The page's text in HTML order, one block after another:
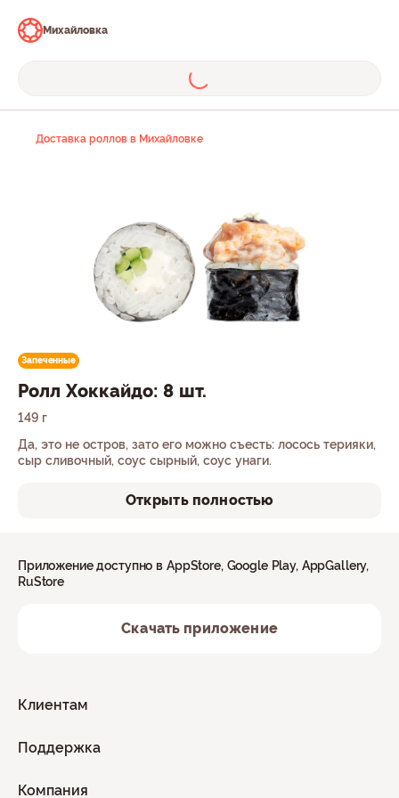
Михайловка
Доставка роллов в Михайловке
Запеченные
Ролл Хоккайдо: 8 шт.
149 г
Да, это не остров, зато его можно съесть: лосось терияки,
сыр сливочный, соус сырный, соус унаги.
Открыть полностью
Клиентам
Поддержка
Компания
Приложение доступно в AppStore, Google Play, AppGallery,
RuStore
Скачать приложение